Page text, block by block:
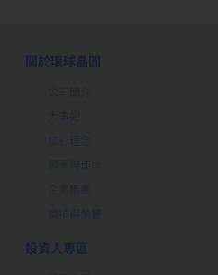
關於環球晶圓
公司簡介
大事紀
核心理念
願景與使命
企業集團
獎項與榮譽
投資人專區